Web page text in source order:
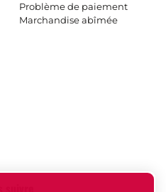
Problème de paiement
Marchandise abîmée